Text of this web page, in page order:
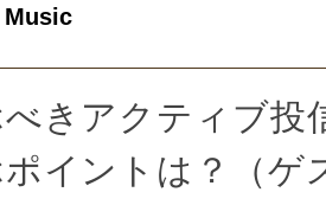
きアクティブ投
ポイントは？（ゲ